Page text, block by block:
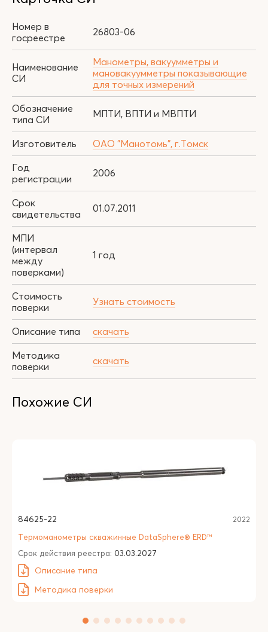
Номер в
госреестре
26803-06
Наименование
СИ
Манометры, вакуумметры и
мановакуумметры показывающие
для точных измерений
Обозначение
типа СИ
МПТИ, ВПТИ и МВПТИ
Изготовитель
ОАО "Манотомь", г.Томск
Год
регистрации
2006
Срок
свидетельства
01.07.2011
МПИ
(интервал
между
поверками)
1 год
Стоимость
поверки
Узнать стоимость
Описание типа
скачать
Методика
поверки
скачать
Похожие СИ
84625-22 2022
Термоманометры скважинные DataSphere® ERD™
Срок действия реестра: 03.03.2027
Описание типа
Методика поверки